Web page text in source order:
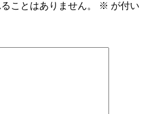
ことはありません。 ※ が付い